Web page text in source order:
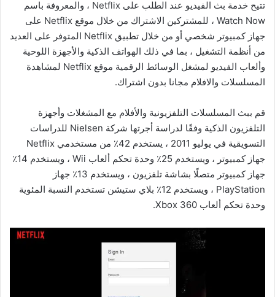
تتيح خدمة بث الفيديو عند الطلب على Netflix ، والمعروفة باسم
Watch Now ، للمشتركين الاشتراك من خلال موقع Netflix على
جهاز كمبيوتر شخصي أو من خلال تطبيق Netflix المتوفر على العديد
من أنظمة التشغيل ، بما في ذلك الهواتف الذكية والأجهزة اللوحية
وألعاب الفيديو لمشغل الوسائط الرقمية موقع Netflix لمشاهدة
المسلسلات والافلام مجانا بدون اشتراك.
قم ببث المسلسلات التلفزيونية والأفلام مع المشغلات وأجهزة
التلفزيون الذكية وفقًا لدراسة أجرتها شركة Nielsen للدراسات
التسويقية في يوليو 2011 ، يستخدم 42٪ من مستخدمي Netflix
جهاز كمبيوتر ، ويستخدم 25٪ وحدة تحكم ألعاب Wii ، ويستخدم 14٪
جهاز كمبيوتر متصلًا بشاشة تلفزيون ، ويستخدم 13٪ جهاز
PlayStation ، ويستخدم 12٪ بلاي ستيشن تستخدم النسبة المئوية
وحدة تحكم ألعاب Xbox 360.